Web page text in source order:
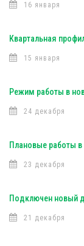
16 января
Квартальная
15 января
Режим работы в
24 декабря
Плановые работы в
23 декабря
Подключен новый
21 декабря